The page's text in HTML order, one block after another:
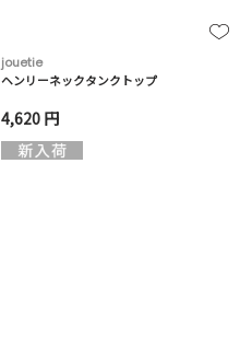
jouetie
ヘンリーネックタンクトップ
4,620 円